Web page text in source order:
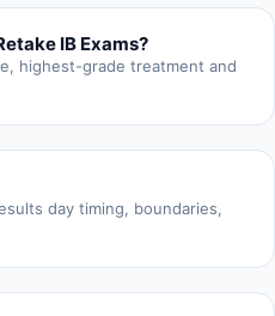
IB Exams?
highest-grade treatment and
day timing, boundaries,